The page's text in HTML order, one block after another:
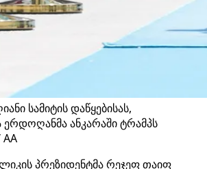
სამიტის დაწყებისას,
ერდოღანმა ანკარაში ტრამპს
პრეზიდენტმა რეჯეფ თაიფ